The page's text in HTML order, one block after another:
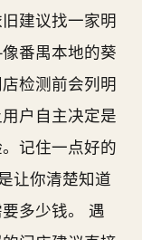
建议找一家明
番禺本地的葵
检测前会列明
户自主决定是
记住一点好的
让你清楚知道
多少钱。 遇